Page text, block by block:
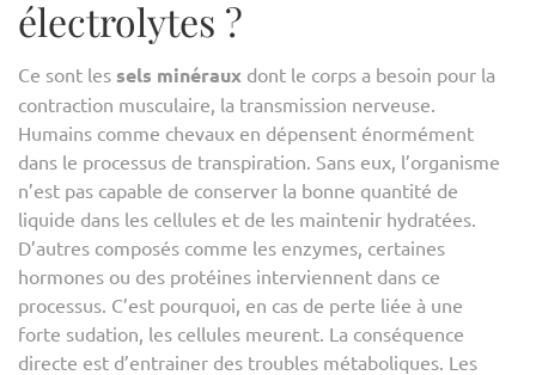
électrolytes ?
Ce sont les sels minéraux dont le corps a besoin pour la
contraction musculaire, la transmission nerveuse.
Humains comme chevaux en dépensent énormément
dans le processus de transpiration. Sans eux, l’organisme
n’est pas capable de conserver la bonne quantité de
liquide dans les cellules et de les maintenir hydratées.
D’autres composés comme les enzymes, certaines
hormones ou des protéines interviennent dans ce
processus. C’est pourquoi, en cas de perte liée à une
forte sudation, les cellules meurent. La conséquence
directe est d’entrainer des troubles métaboliques. Les